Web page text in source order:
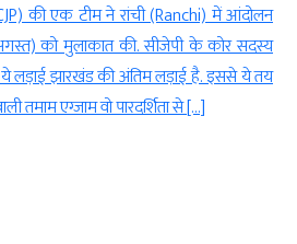
की एक टीम ने रांची (Ranchi) में आंदोलन
को मुलाकात की. सीजेपी के कोर सदस्य
झारखंड की अंतिम लड़ाई है. इससे ये तय
तमाम एग्जाम वो पारदर्शिता से […]